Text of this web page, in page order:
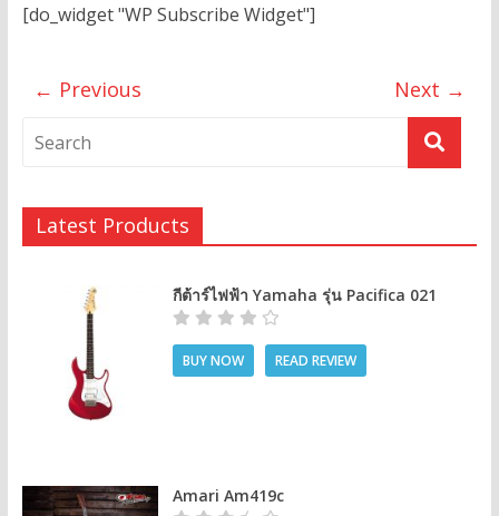
[do_widget "WP Subscribe Widget"]
← Previous Next →
Latest Products
กีต้าร์ไฟฟ้า Yamaha รุ่น Pacifica 021
BUY NOW READ REVIEW
Amari Am419c